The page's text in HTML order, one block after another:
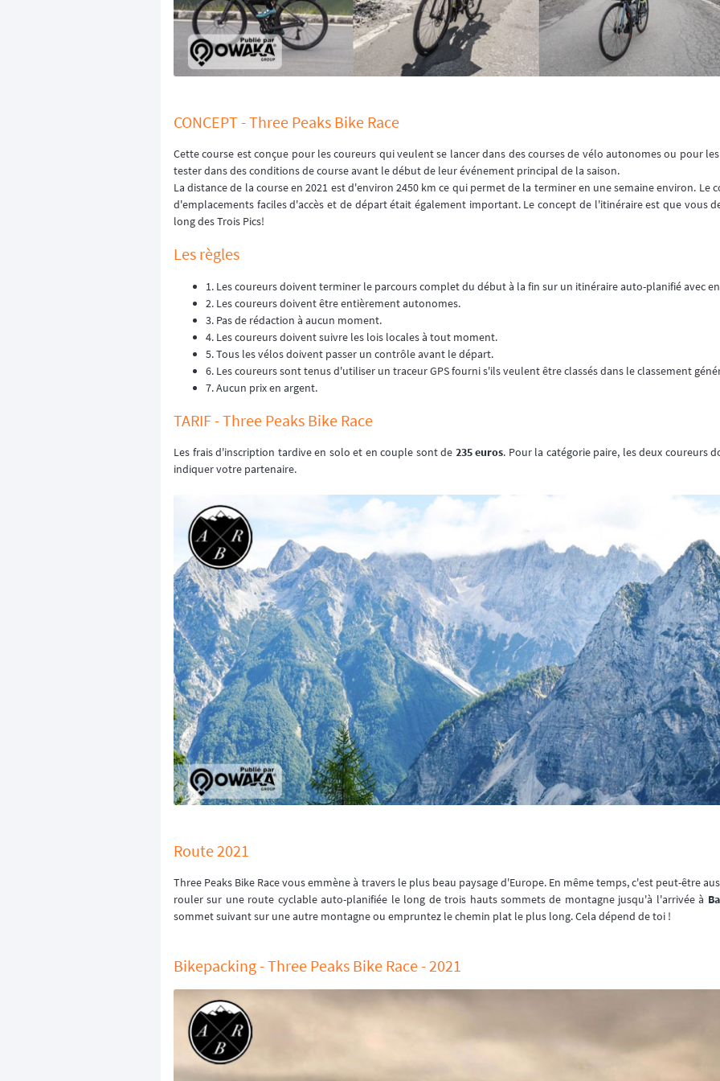
CONCEPT - Three Peaks Bike Race
Cette course est conçue pour les coureurs qui veulent se lancer dans des courses de vélo autonomes ou pour
tester dans des conditions de course avant le début de leur événement principal de la saison.
La distance de la course en 2021 est d'environ 2450 km ce qui permet de la terminer en une semaine environ. Le
d'emplacements faciles d'accès et de départ était également important. Le concept de l'itinéraire est que vous
long des Trois Pics!
Les règles
1. Les coureurs doivent terminer le parcours complet du début à la fin sur un itinéraire auto-planifié avec
2. Les coureurs doivent être entièrement autonomes.
3. Pas de rédaction à aucun moment.
4. Les coureurs doivent suivre les lois locales à tout moment.
5. Tous les vélos doivent passer un contrôle avant le départ.
6. Les coureurs sont tenus d'utiliser un traceur GPS fourni s'ils veulent être classés dans le classement
7. Aucun prix en argent.
TARIF - Three Peaks Bike Race
Les frais d'inscription tardive en solo et en couple sont de 235 euros. Pour la catégorie paire, les deux coureurs
indiquer votre partenaire.
Route 2021
Three Peaks Bike Race vous emmène à travers le plus beau paysage d'Europe. En même temps, c'est peut-être
rouler sur une route cyclable auto-planifiée le long de trois hauts sommets de montagne jusqu'à l'arrivée à
sommet suivant sur une autre montagne ou empruntez le chemin plat le plus long. Cela dépend de toi !
Bikepacking - Three Peaks Bike Race - 2021